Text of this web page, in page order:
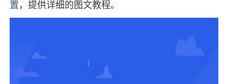
置，提供详细的图文教程。